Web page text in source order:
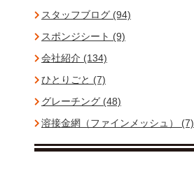
スタッフブログ (94)
スポンジシート (9)
会社紹介 (134)
ひとりごと (7)
グレーチング (48)
溶接金網（ファインメッシュ） (7)